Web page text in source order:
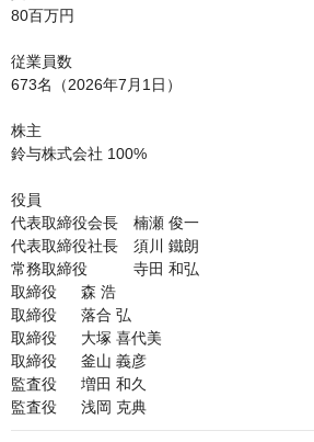
80百万円
従業員数
673名（2026年7月1日）
株主
鈴与株式会社 100%
役員
代表取締役会長　楠瀬 俊一
代表取締役社長　須川 鐵朗
常務取締役　　　寺田 和弘
取締役	森 浩
取締役	落合 弘
取締役	大塚 喜代美
取締役	釜山 義彦
監査役	増田 和久
監査役	浅岡 克典